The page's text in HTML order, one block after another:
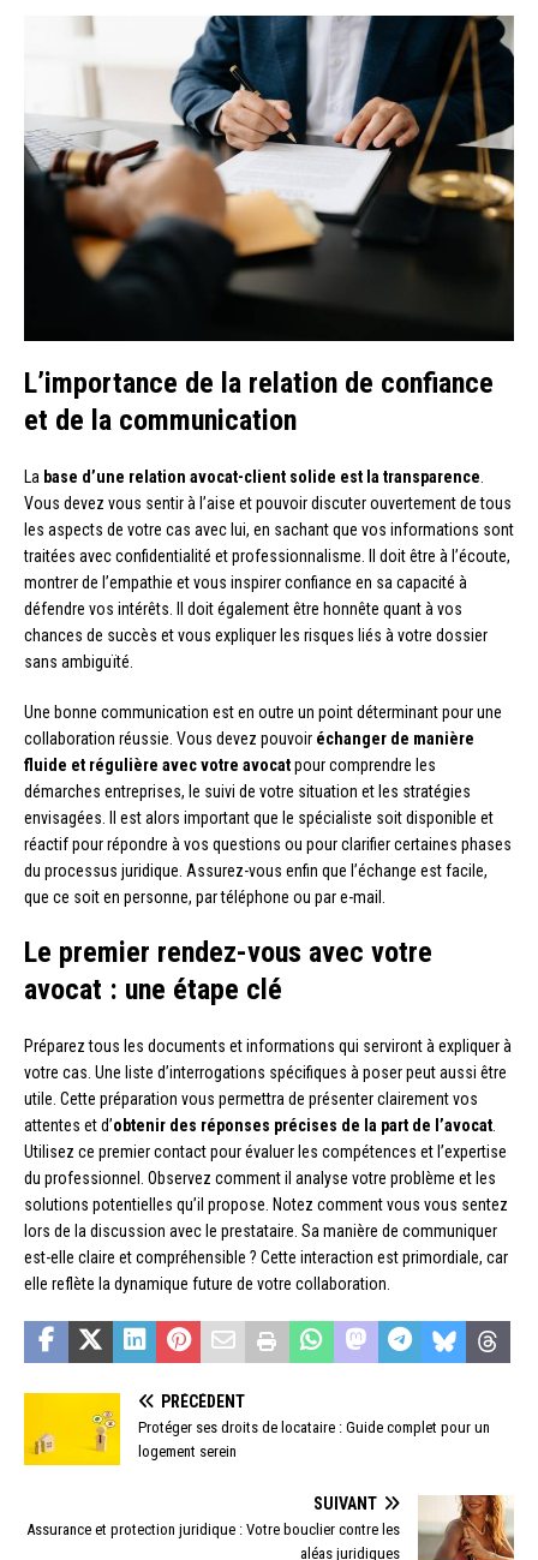
L’importance de la relation de confiance
et de la communication
La base d’une relation avocat-client solide est la transparence
Vous devez vous sentir à l’aise et pouvoir discuter ouvertement de tous
les aspects de votre cas avec lui, en sachant que vos informations sont
traitées avec confidentialité et professionnalisme. Il doit être à l’écoute,
montrer de l’empathie et vous inspirer confiance en sa capacité à
défendre vos intérêts. Il doit également être honnête quant à vos
chances de succès et vous expliquer les risques liés à votre dossier
sans ambiguïté.
Une bonne communication est en outre un point déterminant pour une
collaboration réussie. Vous devez pouvoir échanger de manière
fluide et régulière avec votre avocatpour comprendre les
démarches entreprises, le suivi de votre situation et les stratégies
envisagées. Il est alors important que le spécialiste soit disponible et
réactif pour répondre à vos questions ou pour clarifier certaines phases
du processus juridique. Assurez-vous enfin que l’échange est facile,
que ce soit en personne, par téléphone ou par e-mail.
Le premier rendez-vous avec votre
avocat : une étape clé
Préparez tous les documents et informations qui serviront à expliquer à
votre cas. Une liste d’interrogations spécifiques à poser peut aussi être
utile. Cette préparation vous permettra de présenter clairement vos
attentes et d’obtenir des réponses précises de la part de l’avocat
Utilisez ce premier contact pour évaluer les compétences et l’expertise
du professionnel. Observez comment il analyse votre problème et les
solutions potentielles qu’il propose. Notez comment vous vous sentez
lors de la discussion avec le prestataire. Sa manière de communiquer
est-elle claire et compréhensible ? Cette interaction est primordiale, car
elle reflète la dynamique future de votre collaboration.
PRÉCÉDENT
Protéger ses droits de locataire : Guide complet pour un
logement serein
SUIVANT
Assurance et protection juridique : Votre bouclier contre les
aléas juridiques